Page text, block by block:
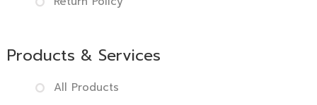
Products & Services
All Products